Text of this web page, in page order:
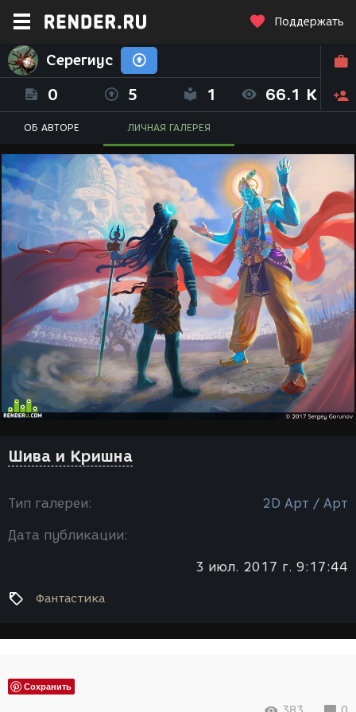
Поддержать
Серегиус
0 5 1 66.1 K
ОБ АВТОРЕ ЛИЧНАЯ ГАЛЕРЕЯ
Шива и Кришна
Тип галереи: 2D Арт / Арт
Дата публикации:
3 июл. 2017 г. 9:17:44
Фантастика
Сохранить